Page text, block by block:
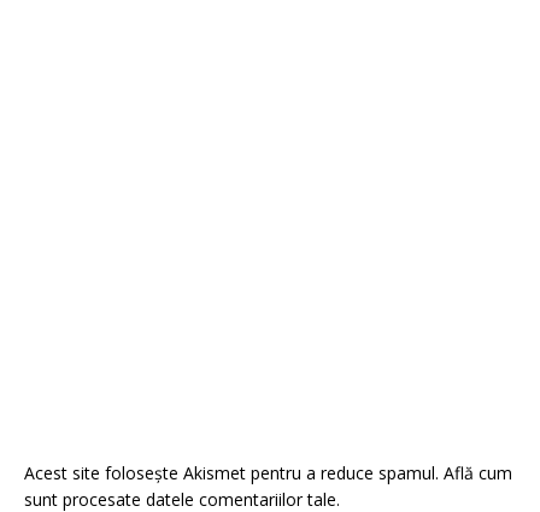
Acest site folosește Akismet pentru a reduce spamul. Află cum
sunt procesate datele comentariilor tale.